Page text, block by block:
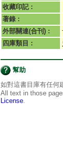
收藏印記 :
著錄 :
外部關連(合刊) :
四庫類目 :
幫助
如對這書目庫有任何
All text in those
License.